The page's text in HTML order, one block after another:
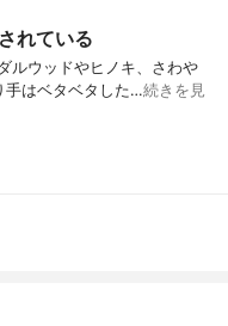
れている
ルウッドやヒノキ、さわや
手はベタベタした…続きを見